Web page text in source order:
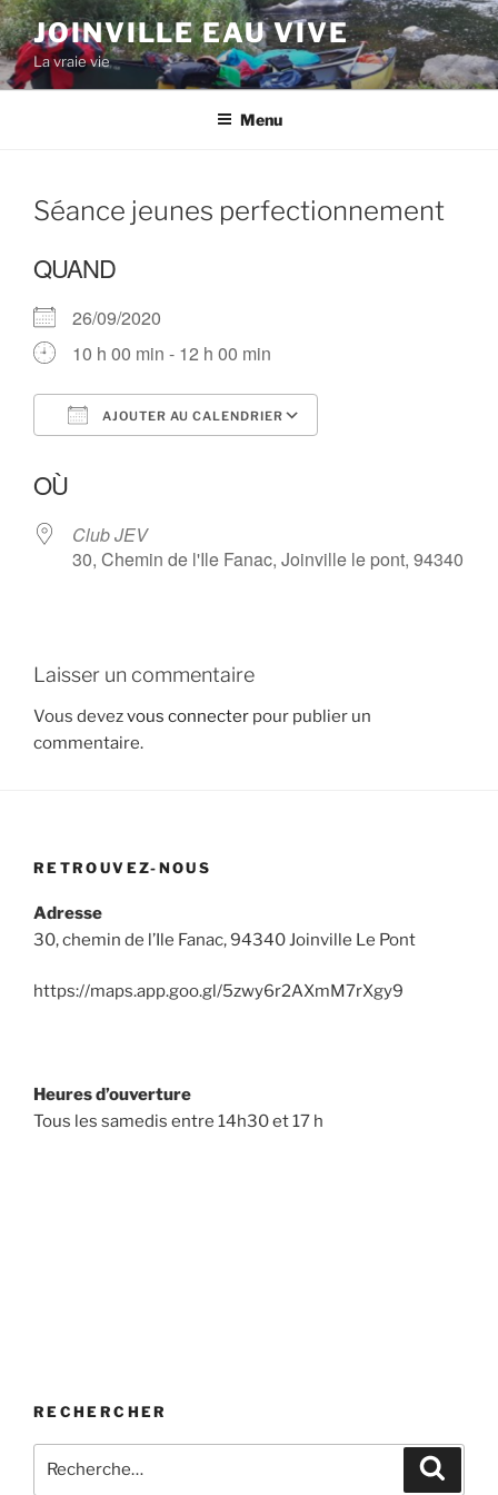
Aller
au
contenu
principal
JOINVILLE EAU VIVE
La vraie vie
Menu
Séance jeunes perfectionnement
QUAND
26/09/2020
10 h 00 min - 12 h 00 min
AJOUTER AU CALENDRIER
OÙ
Club JEV
30, Chemin de l'Ile Fanac, Joinville le pont, 94340
Laisser un commentaire
Vous devezvous connecter pour publier un
commentaire.
RETROUVEZ-NOUS
Adresse
30, chemin de l’Ile Fanac, 94340 Joinville Le Pont
https://maps.app.goo.gl/5zwy6r2AXmM7rXgy9
Heures d’ouverture
Tous les samedis entre 14h30 et 17 h
RECHERCHER
pour